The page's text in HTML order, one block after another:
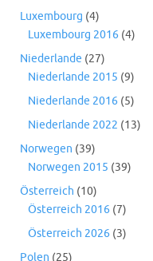
Luxembourg (4)
Luxembourg 2016 (4)
Niederlande (27)
Niederlande 2015 (9)
Niederlande 2016 (5)
Niederlande 2022 (13)
Norwegen (39)
Norwegen 2015 (39)
Österreich (10)
Österreich 2016 (7)
Österreich 2026 (3)
Polen (25)